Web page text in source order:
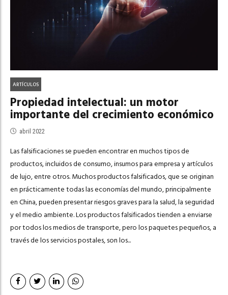
ARTÍCULOS
Propiedad intelectual: un motor
importante del crecimiento económico
abril 2022
Las falsificaciones se pueden encontrar en muchos tipos de
productos, incluidos de consumo, insumos para empresa y artículos
de lujo, entre otros. Muchos productos falsificados, que se originan
en prácticamente todas las economías del mundo, principalmente
en China, pueden presentar riesgos graves para la salud, la seguridad
y el medio ambiente. Los productos falsificados tienden a enviarse
por todos los medios de transporte, pero los paquetes pequeños, a
través de los servicios postales, son los...